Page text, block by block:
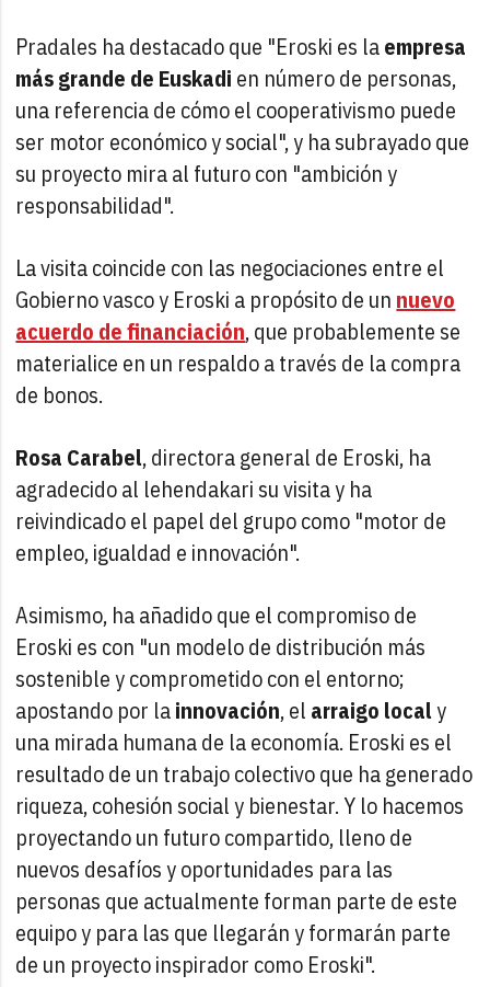
Pradales ha destacado que "Eroski es laempresa
más grande de Euskadi en número de personas,
una referencia de cómo el cooperativismo puede
ser motor económico y social", y ha subrayado que
su proyecto mira al futuro con "ambición y
responsabilidad".
La visita coincide con las negociaciones entre el
Gobierno vasco y Eroski a propósito de un nuevo
acuerdo de financiación, que probablemente se
materialice en un respaldo a través de la compra
de bonos.
Rosa Carabel, directora general de Eroski, ha
agradecido al lehendakari su visita y ha
reivindicado el papel del grupo como "motor de
empleo, igualdad e innovación".
Asimismo, ha añadido que el compromiso de
Eroski es con "un modelo de distribución más
sostenible y comprometido con el entorno;
apostando por lainnovación, el arraigo localy
una mirada humana de la economía. Eroski es el
resultado de un trabajo colectivo que ha generado
riqueza, cohesión social y bienestar. Y lo hacemos
proyectando un futuro compartido, lleno de
nuevos desafíos y oportunidades para las
personas que actualmente forman parte de este
equipo y para las que llegarán y formarán parte
de un proyecto inspirador como Eroski".